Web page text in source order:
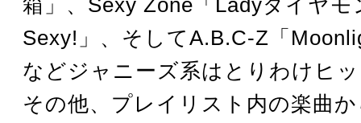
Sexy!」、そしてA.B.C-Z「
などジャニーズ系はとりわけヒ
その他、プレイリスト内の楽曲